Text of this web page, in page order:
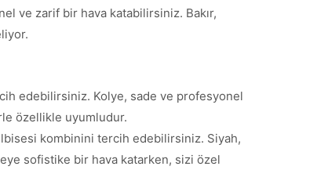
ve zarif bir hava katabilirsiniz. Bakır,
edebilirsiniz. Kolye, sade ve profesyonel
özellikle uyumludur.
kombinini tercih edebilirsiniz. Siyah,
sofistike bir hava katarken, sizi özel